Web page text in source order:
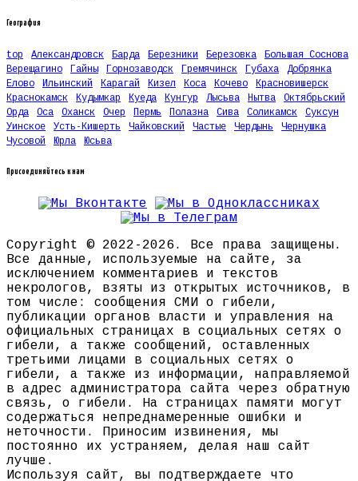
География
top Александровск Барда Березники Березовка
Большая Соснова
Верещагино
Гайны Горнозаводск Гремячинск Губаха
Добрянка
Елово
Ильинский Карагай Кизел Коса Кочево
Красновишерск
Краснокамск
Кудымкар Куеда Кунгур Лысьва Нытва
Октябрьский
Орда
Оса Оханск Очер Пермь Полазна Сива Соликамск
Суксун
Уинское
Усть-Кишерть Чайковский Частые Чердынь
Чернушка
Чусовой
Юрла Юсьва
Присоединяйтесь к нам
Copyright © 2022-2026. Все права защищены.
Все данные, используемые на сайте, за
исключением комментариев и текстов
некрологов, взяты из открытых источников, в
том числе: сообщения СМИ о гибели,
публикации органов власти и управления на
официальных страницах в социальных сетях о
гибели, а также сообщений, оставленных
третьими лицами в социальных сетях о
гибели, а также из информации, направляемой
в адрес администратора сайта через обратную
связь, о гибели. На страницах памяти могут
содержаться непреднамеренные ошибки и
неточности. Приносим извинения, мы
постоянно их устраняем, делая наш сайт
лучше.
Используя сайт, вы подтверждаете что